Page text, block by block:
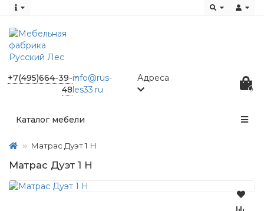
+7(495)664-39-
48
info@rus-
les33.ru
Адреса
0
Каталог мебели
Матрас Дуэт 1 Н
Матрас Дуэт 1 Н